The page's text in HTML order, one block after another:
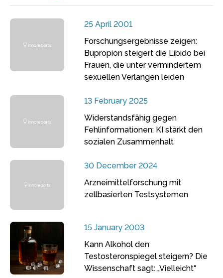
25 April 2001
Forschungsergebnisse zeigen:
Bupropion steigert die Libido bei
Frauen, die unter vermindertem
sexuellen Verlangen leiden
13 February 2025
Widerstandsfähig gegen
Fehlinformationen: KI stärkt den
sozialen Zusammenhalt
30 December 2024
Arzneimittelforschung mit
zellbasierten Testsystemen
15 January 2003
Kann Alkohol den
Testosteronspiegel steigern? Die
Wissenschaft sagt: „Vielleicht“